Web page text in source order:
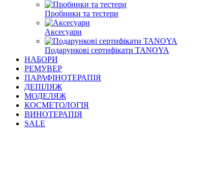
Пробники та тестери
Аксесуари
Подарункові сертифікати TANOYA
НАБОРИ
РЕМУВЕР
ПАРАФІНОТЕРАПІЯ
ДЕПІЛЯЖ
МОДЕЛЯЖ
КОСМЕТОЛОГІЯ
ВИНОТЕРАПІЯ
SALE